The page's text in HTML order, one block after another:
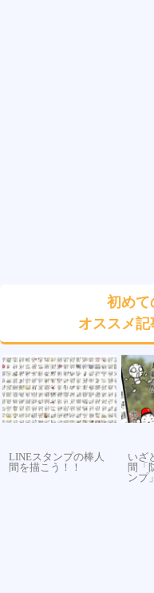
初めて
オススメ
LINEスタンプの棒人
間を描こう！！
いざ
間「
ンプ」